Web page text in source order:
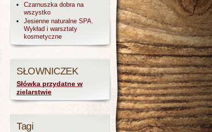
Czarnuszka dobra na
wszystko
Jesienne naturalne SPA.
Wykład i warsztaty
kosmetyczne
SŁOWNICZEK
Słówka przydatne w
zielarstwie
Tagi